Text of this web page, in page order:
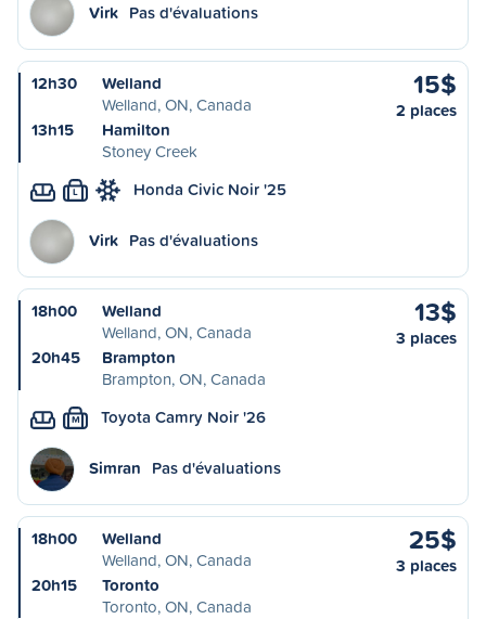
Virk Pas d'évaluations
12h30
Welland
Welland, ON, Canada
13h15
Hamilton
Stoney Creek
15$
2 places
L Honda Civic Noir '25
Virk Pas d'évaluations
18h00
Welland
Welland, ON, Canada
20h45
Brampton
Brampton, ON, Canada
13$
3 places
M Toyota Camry Noir '26
Simran Pas d'évaluations
18h00
Welland
Welland, ON, Canada
20h15
Toronto
Toronto, ON, Canada
25$
3 places